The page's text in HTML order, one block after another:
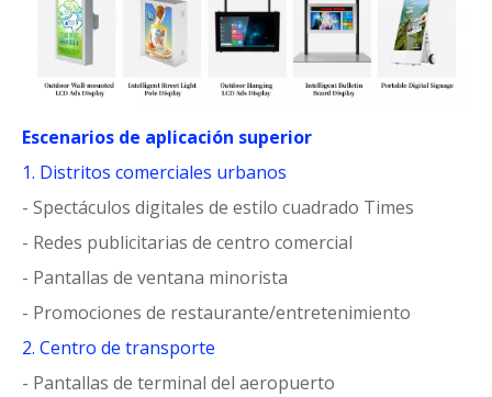
Escenarios de aplicación superior
1. Distritos comerciales urbanos
- Spectáculos digitales de estilo cuadrado Times
- Redes publicitarias de centro comercial
- Pantallas de ventana minorista
- Promociones de restaurante/entretenimiento
2. Centro de transporte
- Pantallas de terminal del aeropuerto